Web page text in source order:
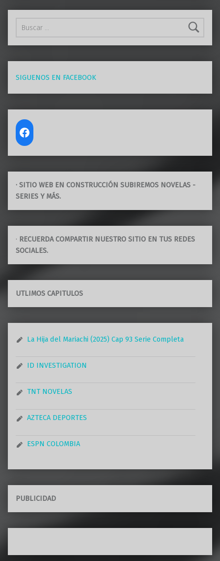
SIGUENOS EN FACEBOOK
· SITIO WEB EN CONSTRUCCIÓN SUBIREMOS NOVELAS -
SERIES Y MÁS.
· RECUERDA COMPARTIR NUESTRO SITIO EN TUS REDES
SOCIALES.
UTLIMOS CAPITULOS
La Hija del Mariachi (2025) Cap 93 Serie Completa
ID INVESTIGATION
TNT NOVELAS
AZTECA DEPORTES
ESPN COLOMBIA
PUBLICIDAD